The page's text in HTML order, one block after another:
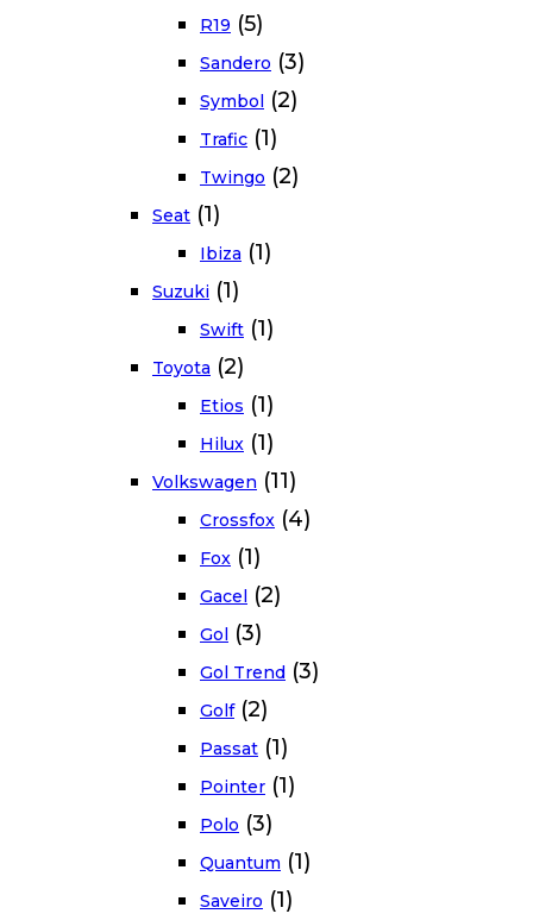
R19 (5)
Sandero (3)
Symbol (2)
Trafic (1)
Twingo (2)
Seat (1)
Ibiza (1)
Suzuki (1)
Swift (1)
Toyota (2)
Etios (1)
Hilux (1)
Volkswagen (11)
Crossfox (4)
Fox (1)
Gacel (2)
Gol (3)
Gol Trend (3)
Golf (2)
Passat (1)
Pointer (1)
Polo (3)
Quantum (1)
Saveiro (1)